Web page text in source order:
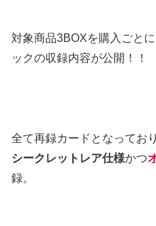
対象商品3BOXを購入ごと
ックの収録内容が公開！！
全て再録カードとなってお
シークレットレア仕様かつ
録。